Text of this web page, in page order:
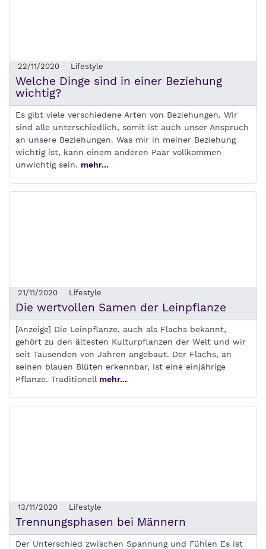
22/11/2020 Lifestyle
Welche Dinge sind in einer Beziehung
wichtig?
Es gibt viele verschiedene Arten von Beziehungen. Wir
sind alle unterschiedlich, somit ist auch unser Anspruch
an unsere Beziehungen. Was mir in meiner Beziehung
wichtig ist, kann einem anderen Paar vollkommen
unwichtig sein. mehr...
21/11/2020 Lifestyle
Die wertvollen Samen der Leinpflanze
[Anzeige] Die Leinpflanze, auch als Flachs bekannt,
gehört zu den ältesten Kulturpflanzen der Welt und wir
seit Tausenden von Jahren angebaut. Der Flachs, an
seinen blauen Blüten erkennbar, ist eine einjährige
Pflanze. Traditionell mehr...
13/11/2020 Lifestyle
Trennungsphasen bei Männern
Der Unterschied zwischen Spannung und Fühlen Es ist